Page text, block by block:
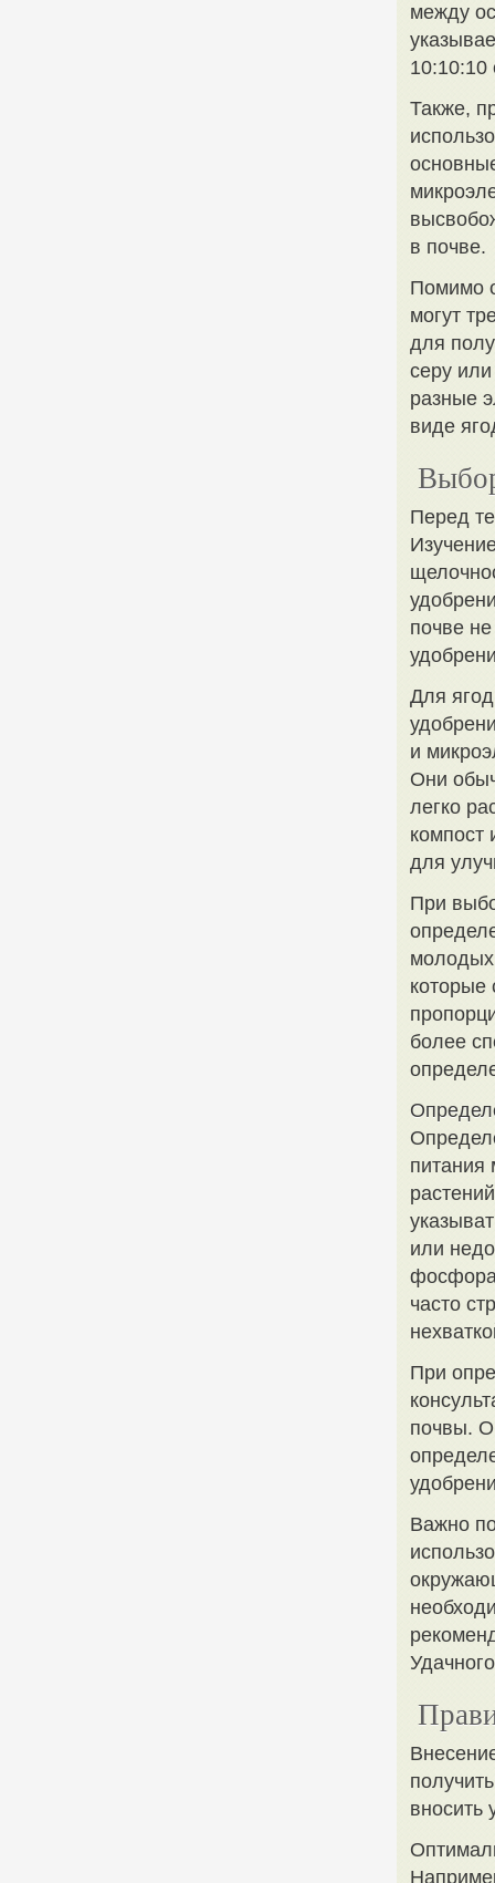
между
10:10:10
Также,
в почве.
Помимо
могут
для
серу
разные
виде
Перед
почве
Для
и
Они
легко
компост
для
При
молодых
которые
более
питания
или
часто
При
почвы.
Важно
вносить